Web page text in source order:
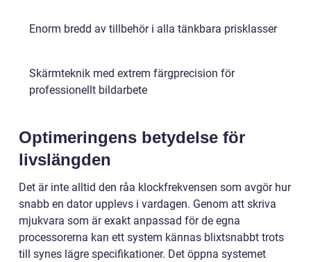
Enorm bredd av tillbehör i alla tänkbara prisklasser
Skärmteknik med extrem färgprecision för
professionellt bildarbete
Optimeringens betydelse för
livslängden
Det är inte alltid den råa klockfrekvensen som avgör hur
snabb en dator upplevs i vardagen. Genom att skriva
mjukvara som är exakt anpassad för de egna
processorerna kan ett system kännas blixtsnabbt trots
till synes lägre specifikationer. Det öppna systemet